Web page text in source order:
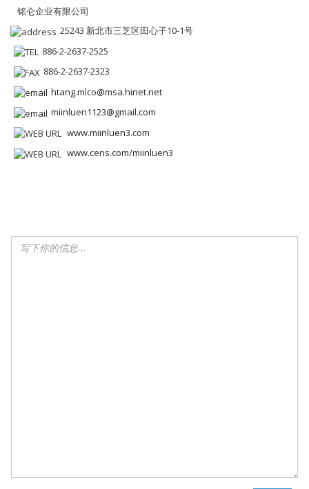
铭仑企业有限公司
25243 新北市三芝区田心子10-1号
886-2-2637-2525
886-2-2637-2323
htang.mlco@msa.hinet.net
miinluen1123@gmail.com
www.miinluen3.com
www.cens.com/miinluen3